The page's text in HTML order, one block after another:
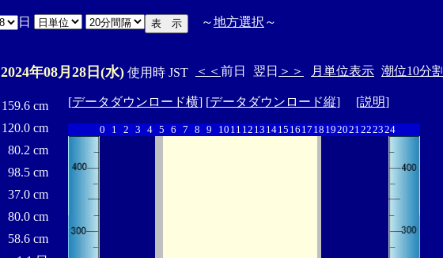
日 ～地方選択 ～
2024年08月28日(水) 使用時 JST ＜＜ 前日 翌日 ＞＞ 月単位表示 潮位10分割
159.6 cm
120.0 cm
80.2 cm
98.5 cm
37.0 cm
80.0 cm
58.6 cm
[データダウンロード横] [データダウンロード縦] [説明]
0 1 2 3 4 5 6 7 8 9 10 11 12 13 1415 16 17 18 192021222324